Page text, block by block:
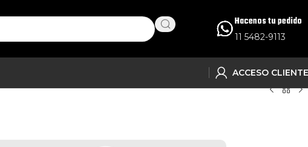
Hacenos tu pedido
11 5482-9113
ACCESO